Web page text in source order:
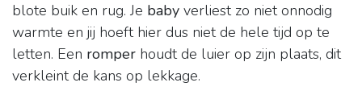
blote buik en rug. Je baby verliest zo niet onnodig
warmte en jij hoeft hier dus niet de hele tijd op te
letten. Een romper houdt de luier op zijn plaats, dit
verkleint de kans op lekkage.